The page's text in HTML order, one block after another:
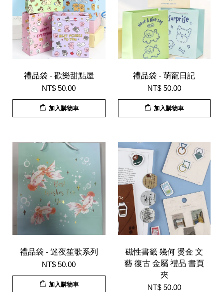
禮品袋 - 歡樂甜點屋
NT$ 50.00
加入購物車
禮品袋 - 萌寵日記
NT$ 50.00
加入購物車
禮品袋 - 迷夜笙歌系列
NT$ 50.00
加入購物車
磁性書籤 幾何 燙金 文
藝 復古 金屬 禮品 書頁
夾
NT$ 50.00